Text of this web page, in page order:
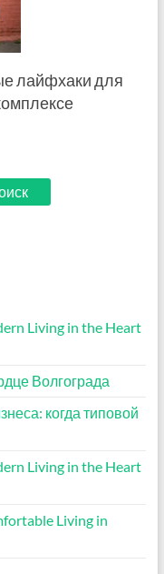
лайфхаки для
Living in the Heart
Волгограда
когда типовой
Living in the Heart
Living in